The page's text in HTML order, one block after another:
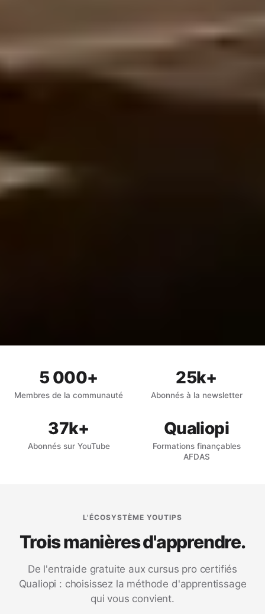
5 000+
Membres de la communauté
25k+
Abonnés à la newsletter
37k+
Abonnés sur YouTube
Qualiopi
Formations finançables
AFDAS
L'ÉCOSYSTÈME YOUTIPS
Trois manières d'apprendre.
De l'entraide gratuite aux cursus pro certifiés
Qualiopi : choisissez la méthode d'apprentissage
qui vous convient.